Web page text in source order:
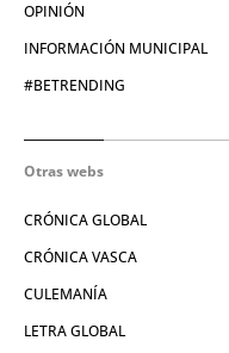
OPINIÓN
INFORMACIÓN MUNICIPAL
#BETRENDING
Otras webs
CRÓNICA GLOBAL
CRÓNICA VASCA
CULEMANÍA
LETRA GLOBAL